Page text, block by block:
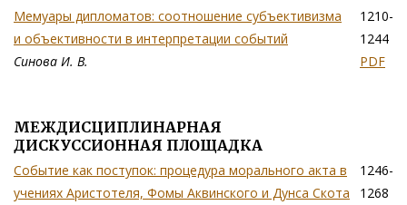
Мемуары дипломатов: соотношение субъективизма
и объективности в интерпретации событий
1210-
1244
Синова И. В.
PDF
МЕЖДИСЦИПЛИНАРНАЯ
ДИСКУССИОННАЯ ПЛОЩАДКА
Событие как поступок: процедура морального акта в
учениях Аристотеля, Фомы Аквинского и Дунса Скота
1246-
1268